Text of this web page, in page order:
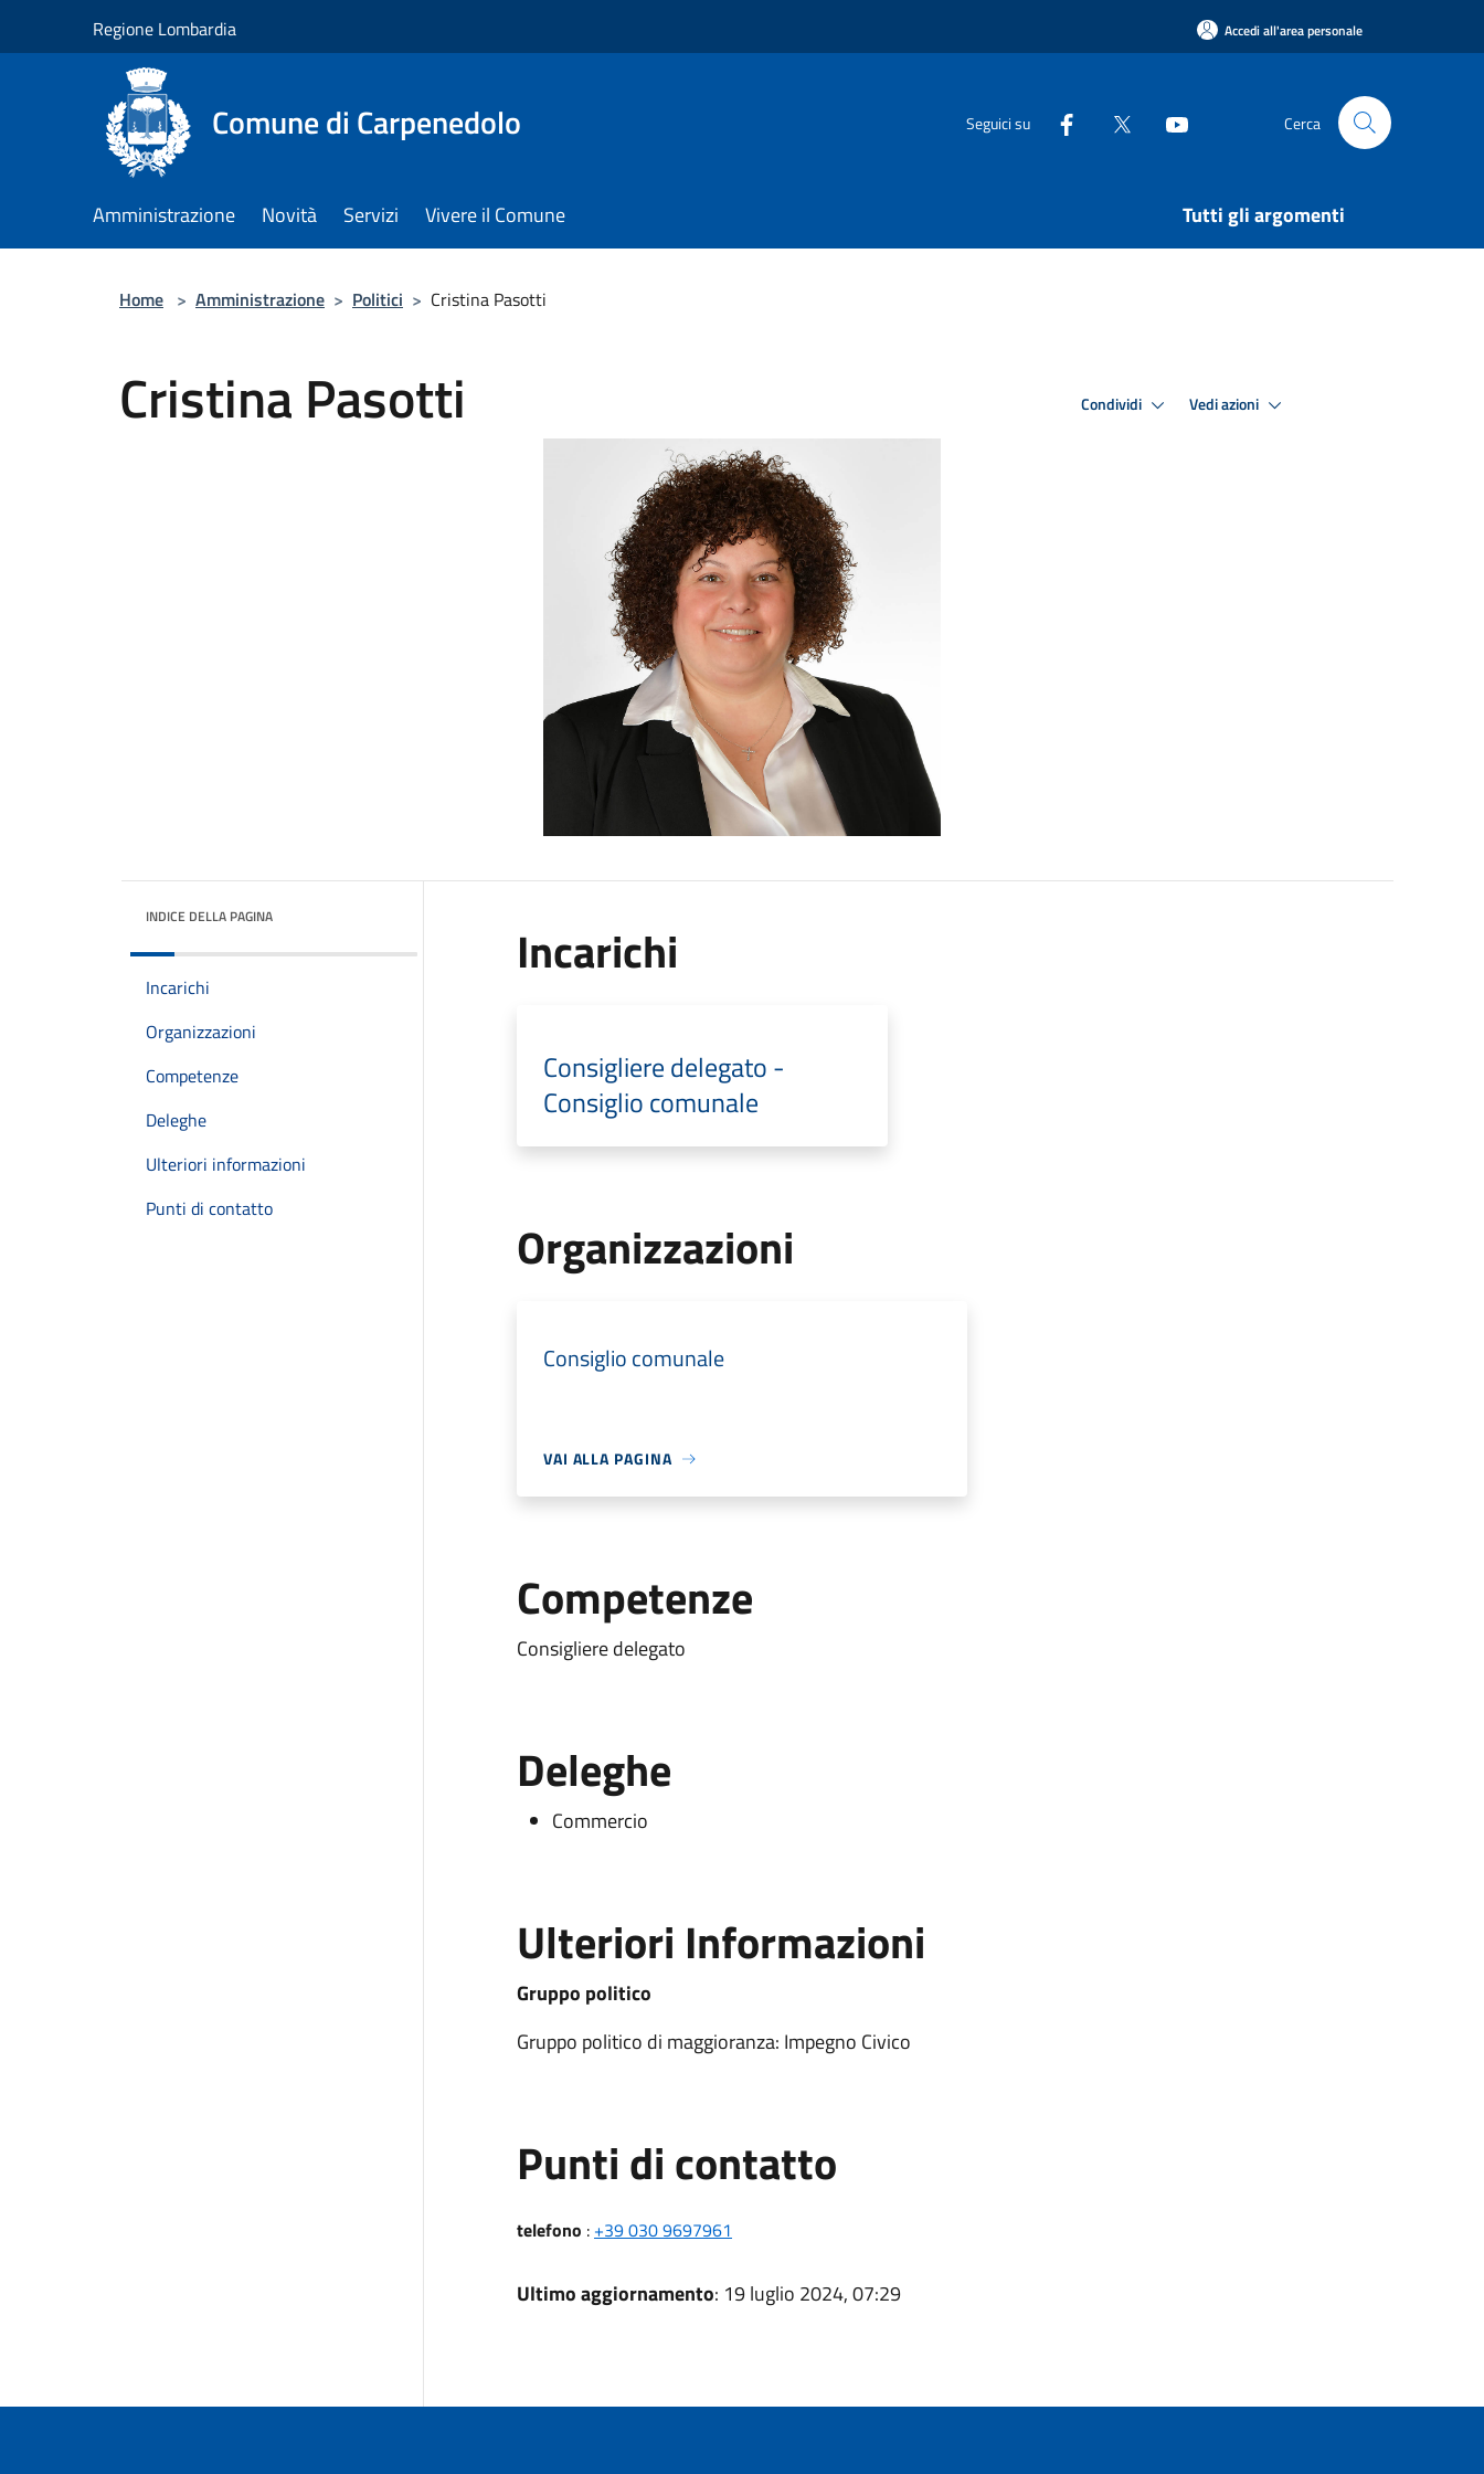
Regione Lombardia Accedi all'area personale
Comune di Carpenedolo Seguici su Cerca
Amministrazione Novità Servizi Vivere il Comune Tutti gli argomenti
Home > Amministrazione > Politici > Cristina Pasotti
Cristina Pasotti Condividi Vedi azioni
INDICE DELLA PAGINA
Incarichi
Organizzazioni
Competenze
Deleghe
Ulteriori informazioni
Punti di contatto
Incarichi
Consigliere delegato -
Consiglio comunale
Organizzazioni
Consiglio comunale
VAI ALLA PAGINA
Competenze
Consigliere delegato
Deleghe
Commercio
Ulteriori Informazioni
Gruppo politico
Gruppo politico di maggioranza: Impegno Civico
Punti di contatto
telefono : +39 030 9697961
Ultimo aggiornamento: 19 luglio 2024, 07:29